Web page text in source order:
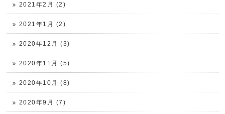
2021年2月 (2)
2021年1月 (2)
2020年12月 (3)
2020年11月 (5)
2020年10月 (8)
2020年9月 (7)